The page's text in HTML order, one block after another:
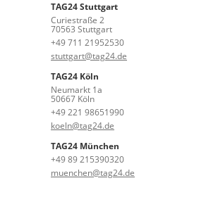
TAG24 Stuttgart
Curiestraße 2
70563 Stuttgart
+49 711 21952530
stuttgart@tag24.de
TAG24 Köln
Neumarkt 1a
50667 Köln
+49 221 98651990
koeln@tag24.de
TAG24 München
+49 89 215390320
muenchen@tag24.de